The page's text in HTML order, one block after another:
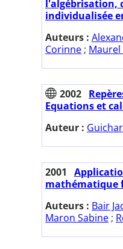
l'algébrisation,
individualisée
Auteurs :
Corinne ;
2002
Equations et
Auteur :
2001
mathématique
Auteurs : Bair
Maron Sabine ;